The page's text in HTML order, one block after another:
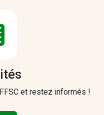
et restez informés !